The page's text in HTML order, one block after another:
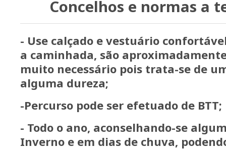
Concelhos e normas a
- Use calçado e vestuário
a caminhada, são
muito necessário pois trata-se de
alguma dureza;
-Percurso pode ser efetuado de BTT;
- Todo o ano, aconselhando-se
Inverno e em dias de chuva,